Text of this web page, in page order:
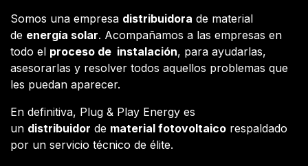
Somos una empresa distribuidora de material
de energía solar. Acompañamos a las empresas en
todo el proceso de instalación, para ayudarlas,
asesorarlas y resolver todos aquellos problemas que
les puedan aparecer.
En definitiva, Plug & Play Energy es
un distribuidor de material fotovoltaico respaldado
por un servicio técnico de élite.